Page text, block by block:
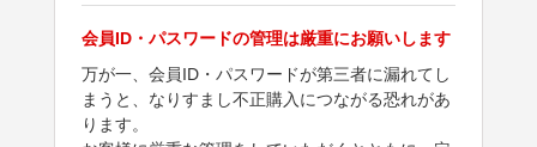
会員ID・パスワードの管理は厳重にお願いします
万が一、会員ID・パスワードが第三者に漏れてし
まうと、なりすまし不正購入につながる恐れがあ
ります。